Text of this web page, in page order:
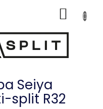
KOŠÍK
Seiya
split R32